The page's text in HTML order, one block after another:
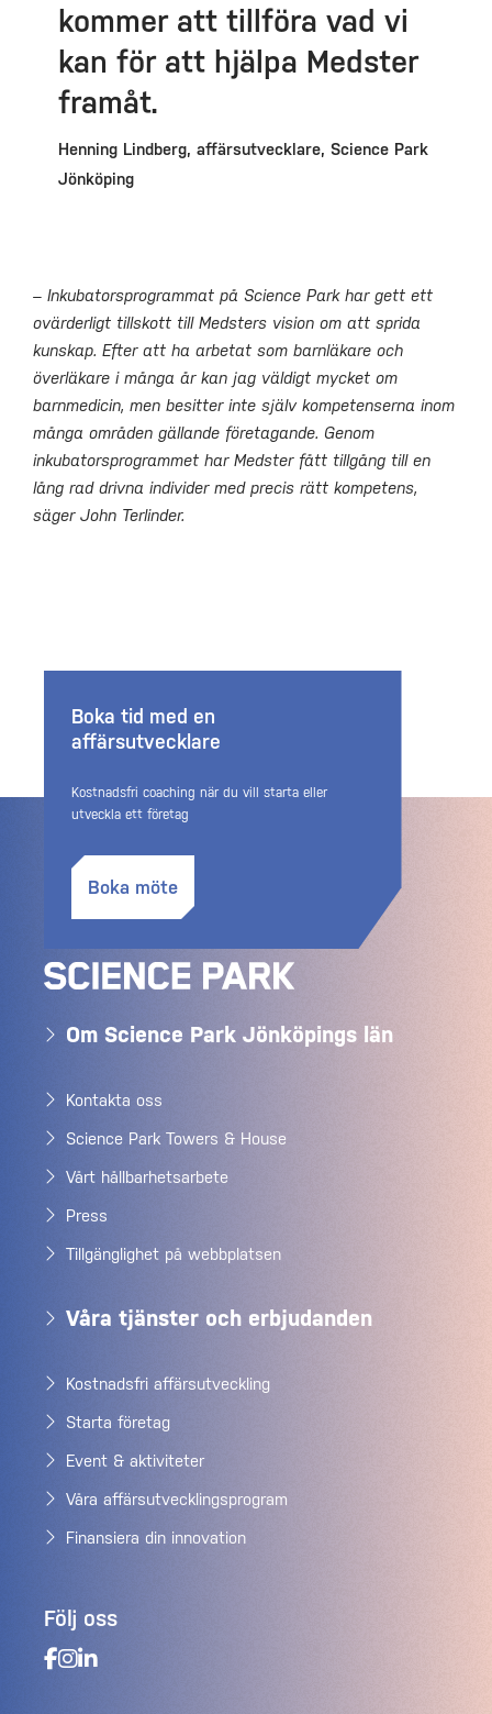
kommer att tillföra vad vi
kan för att hjälpa Medster
framåt.
Henning Lindberg, affärsutvecklare, Science Park
Jönköping
– Inkubatorsprogrammat på Science Park har gett ett
ovärderligt tillskott till Medsters vision om att sprida
kunskap. Efter att ha arbetat som barnläkare och
överläkare i många år kan jag väldigt mycket om
barnmedicin, men besitter inte själv kompetenserna inom
många områden gällande företagande. Genom
inkubatorsprogrammet har Medster fått tillgång till en
lång rad drivna individer med precis rätt kompetens,
säger John Terlinder.
Boka tid med en
affärsutvecklare
Kostnadsfri coaching när du vill starta eller
utveckla ett företag
Boka möte
Om Science Park Jönköpings län
Kontakta oss
Science Park Towers & House
Vårt hållbarhetsarbete
Press
Tillgänglighet på webbplatsen
Våra tjänster och erbjudanden
Kostnadsfri affärsutveckling
Starta företag
Event & aktiviteter
Våra affärsutvecklingsprogram
Finansiera din innovation
Följ oss